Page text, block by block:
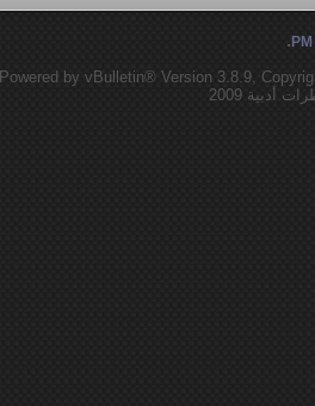
.
Powered by vBulletin® Version 3.8.9,
2009